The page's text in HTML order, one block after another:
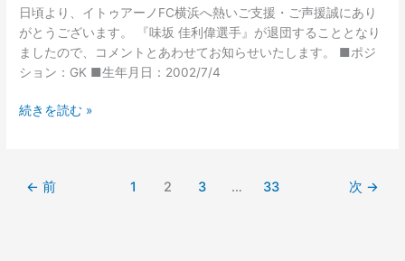
日頃より、イトゥアーノFC横浜へ熱いご支援・ご声援誠にあり
がとうございます。 『味坂 佳利偉選手』が退団することとなり
ましたので、コメントとあわせてお知らせいたします。 ■ポジ
ション：GK ■生年月日：2002/7/4
団
の
お
知
せ
続きを読む »
← 前 1 2 3 … 33 次 →